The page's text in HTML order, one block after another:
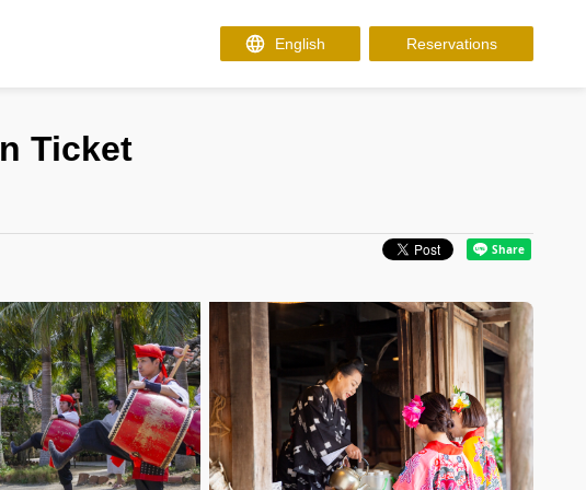
Reservations
Ticket